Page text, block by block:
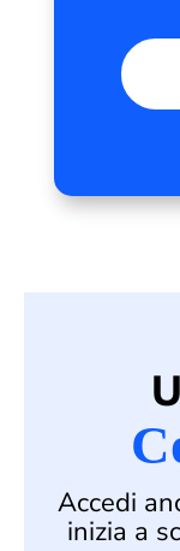
Accedi
inizia a